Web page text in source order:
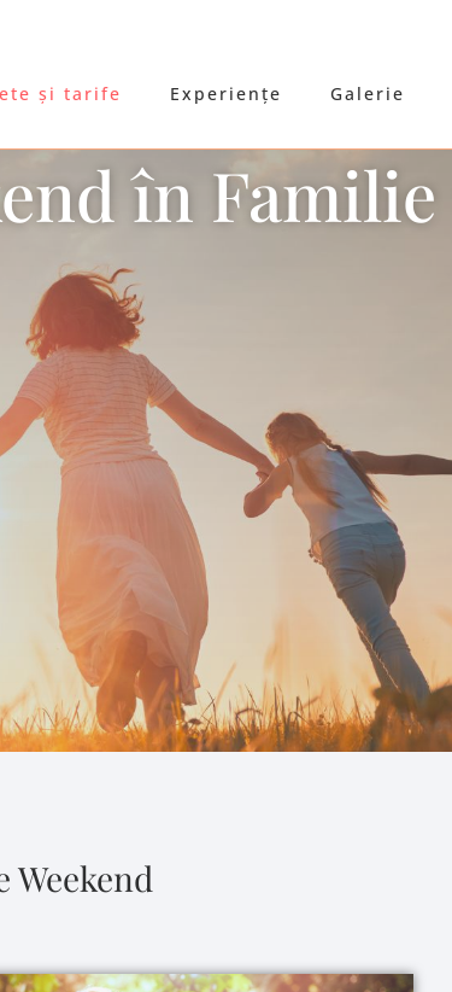
și tarife Experiențe Galerie
în Familie